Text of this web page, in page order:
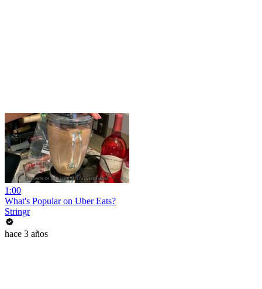
1:00
What's Popular on Uber Eats?
Stringr
hace 3 años